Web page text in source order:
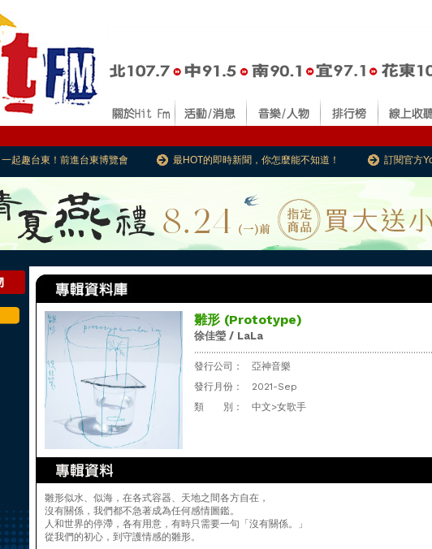
一起趣台東！前進台東博覽會 最HOT的即時新聞，你怎麼能不知道！ 訂閱官方
雛形 (Prototype)
徐佳瑩 / LaLa
發行公司：
亞神音樂
發行月份：
2021-Sep
類 別：
中文>女歌手
雛形似水、似海，在各式容器、天地之間各方自在，
沒有關係，我們都不急著成為任何感情圖鑑。
人和世界的停滯，各有用意，有時只需要一句「沒有關係。」
從我們的初心，到守護情感的雛形。